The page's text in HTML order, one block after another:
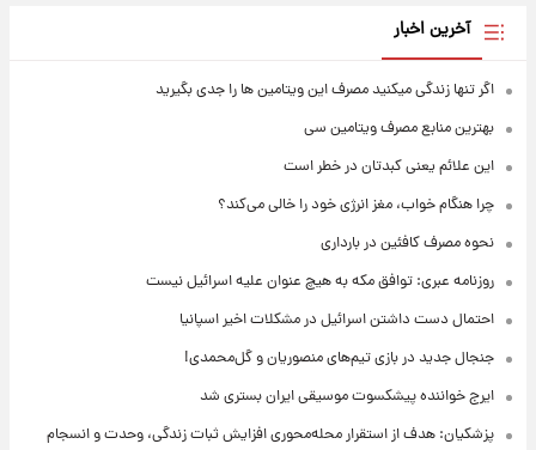
آخرین اخبار
اگر تنها زندگی میکنید مصرف این ویتامین ها را جدی بگیرید
بهترین منابع مصرف ویتامین سی
این علائم یعنی کبدتان در خطر است
چرا هنگام خواب، مغز انرژی خود را خالی می‌کند؟
نحوه مصرف کافئین در بارداری
روزنامه عبری: توافق مکه به هیچ عنوان علیه اسرائیل نیست
احتمال دست داشتن اسرائیل در مشکلات اخیر اسپانیا
جنجال جدید در بازی تیم‌های منصوریان و گل‌محمدی!
ایرج خواننده پیشکسوت موسیقی ایران بستری شد
پزشکیان: هدف از استقرار محله‌محوری افزایش ثبات زندگی، وحدت و انسجام